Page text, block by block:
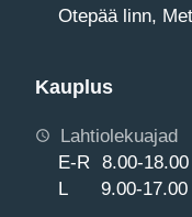
Otepää linn,
Kauplus
Lahtiolekuajad
E-R 8.00-18.00
L 9.00-17.00